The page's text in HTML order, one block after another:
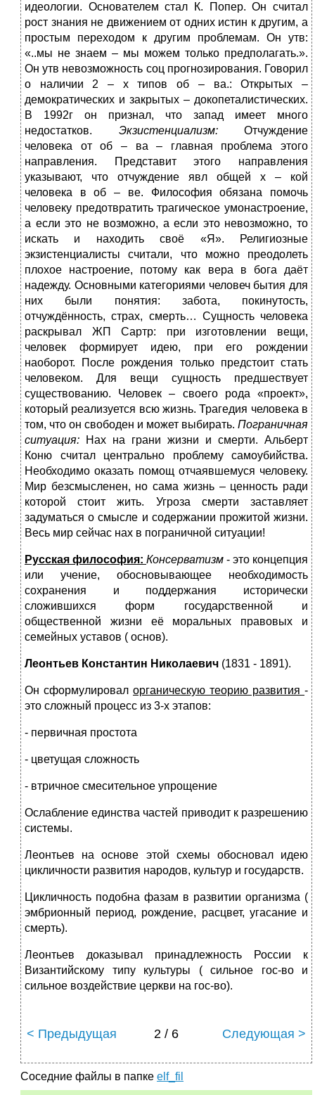
идеологии. Основателем стал К. Попер. Он считал
рост знания не движением от одних истин к другим, а
простым переходом к другим проблемам. Он утв:
«..мы не знаем – мы можем только предполагать.».
Он утв невозможность соц прогнозирования. Говорил
о наличии 2 – х типов об – ва.: Открытых –
демократических и закрытых – докопеталистических.
В 1992г он признал, что запад имеет много
недостатков. Экзистенциализм: Отчуждение
человека от об – ва – главная проблема этого
направления. Представит этого направления
указывают, что отчуждение явл общей х – кой
человека в об – ве. Философия обязана помочь
человеку предотвратить трагическое умонастроение,
а если это не возможно, а если это невозможно, то
искать и находить своё «Я». Религиозные
экзистенциалисты считали, что можно преодолеть
плохое настроение, потому как вера в бога даёт
надежду. Основными категориями человеч бытия для
них были понятия: забота, покинутость,
отчуждённость, страх, смерть… Сущность человека
раскрывал ЖП Сартр: при изготовлении вещи,
человек формирует идею, при его рождении
наоборот. После рождения только предстоит стать
человеком. Для вещи сущность предшествует
существованию. Человек – своего рода «проект»,
который реализуется всю жизнь. Трагедия человека в
том, что он свободен и может выбирать. Пограничная
ситуация: Нах на грани жизни и смерти. Альберт
Коню считал центрально проблему самоубийства.
Необходимо оказать помощ отчаявшемуся человеку.
Мир безсмысленен, но сама жизнь – ценность ради
которой стоит жить. Угроза смерти заставляет
задуматься о смысле и содержании прожитой жизни.
Весь мир сейчас нах в пограничной ситуации!
Русская философия: Консерватизм - это концепция
или учение, обосновывающее необходимость
сохранения и поддержания исторически
сложившихся форм государственной и
общественной жизни её моральных правовых и
семейных уставов ( основ).
Леонтьев Константин Николаевич (1831 - 1891).
Он сформулировал органическую теорию развития -
это сложный процесс из 3-х этапов:
- первичная простота
- цветущая сложность
- втричное смесительное упрощение
Ослабление единства частей приводит к разрешению
системы.
Леонтьев на основе этой схемы обосновал идею
цикличности развития народов, культур и государств.
Цикличность подобна фазам в развитии организма (
эмбрионный период, рождение, расцвет, угасание и
смерть).
Леонтьев доказывал принадлежность России к
Византийскому типу культуры ( сильное гос-во и
сильное воздействие церкви на гос-во).
< Предыдущая 2 / 6 Следующая >
Соседние файлы в папке elf_fil